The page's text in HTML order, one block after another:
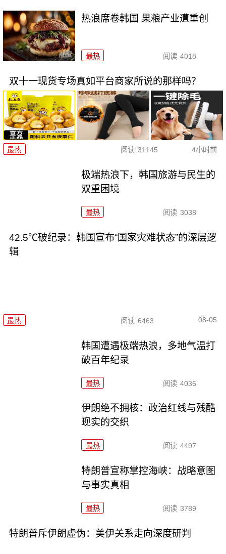
热浪席卷韩国 果粮产业遭重创
最热 阅读 4018
双十一现货专场真如平台商家所说的那样吗？
最热 阅读 31145 4小时前
极端热浪下，韩国旅游与民生的
双重困境
最热 阅读 3038
42.5℃破纪录：韩国宣布“国家灾难状态”的深层逻
辑
最热 阅读 6463 08-05
韩国遭遇极端热浪，多地气温打
破百年纪录
最热 阅读 4036
伊朗绝不拥核：政治红线与残酷
现实的交织
最热 阅读 4497
特朗普宣称掌控海峡：战略意图
与事实真相
最热 阅读 3789
特朗普斥伊朗虚伪：美伊关系走向深度研判